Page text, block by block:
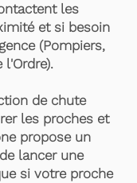
les
et si besoin
(Pompiers,
l'Ordre).
de chute
les proches et
propose un
lancer une
si votre proche